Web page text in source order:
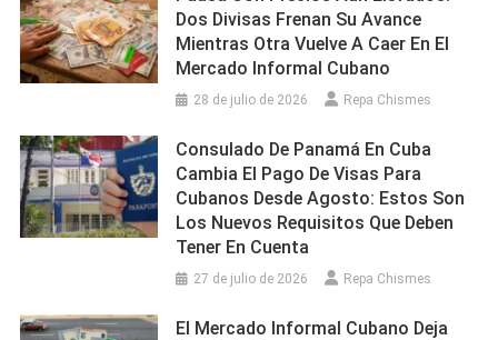
Dos Divisas Frenan Su Avance
Mientras Otra Vuelve A Caer En El
Mercado Informal Cubano
28 de julio de 2026 Repa Chismes
Consulado De Panamá En Cuba
Cambia El Pago De Visas Para
Cubanos Desde Agosto: Estos Son
Los Nuevos Requisitos Que Deben
Tener En Cuenta
27 de julio de 2026 Repa Chismes
El Mercado Informal Cubano Deja